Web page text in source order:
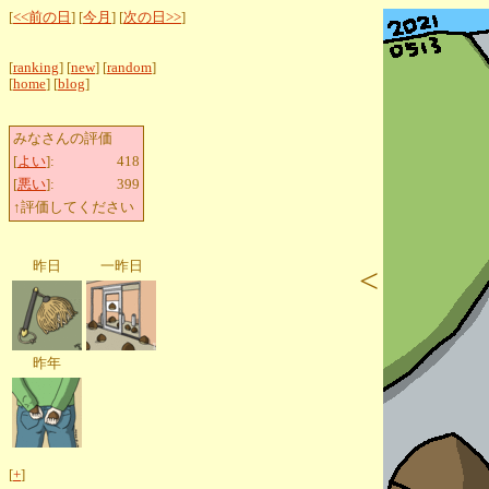
[<<前の日 ] [今月 ] [次の日>>]
[ranking] [new] [random]
[home] [blog]
みなさんの評価
[よい]:
418
[悪い]:
399
↑評価してください
昨日 一昨日
昨年
[+]
<